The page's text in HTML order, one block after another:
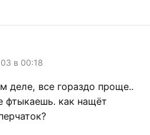
в 00:18
деле, все гораздо проще..
фтыкаешь. как нащёт